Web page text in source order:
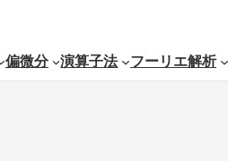
偏微分 演算子法 フーリエ解析